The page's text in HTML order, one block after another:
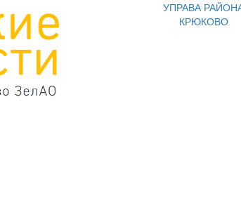
УПРАВА
КРЮКОВО